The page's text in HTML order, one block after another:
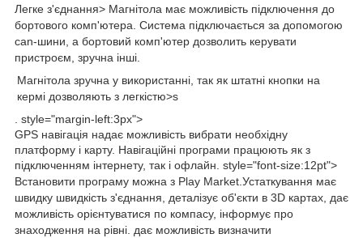
Легке з'єднання> Магнітола має можливість підключення до
бортового комп'ютера. Система підключається за допомогою
can-шини, а бортовий комп'ютер дозволить керувати
пристроєм, зручна інші.
Магнітола зручна у використанні, так як штатні кнопки на
кермі дозволяють з легкістю>s
. style="margin-left:3px">
GPS навігація надає можливість вибрати необхідну
платформу і карту. Навігаційні програми працюють як з
підключенням інтернету, так і офлайн. style="font-size:12pt">
Встановити програму можна з Play Market. Устаткування має
швидку швидкість з'єднання, деталізує об'єкти в 3D картах, дає
можливість орієнтуватися по компасу, інформує про
знаходження на рівні. дає можливість визначити